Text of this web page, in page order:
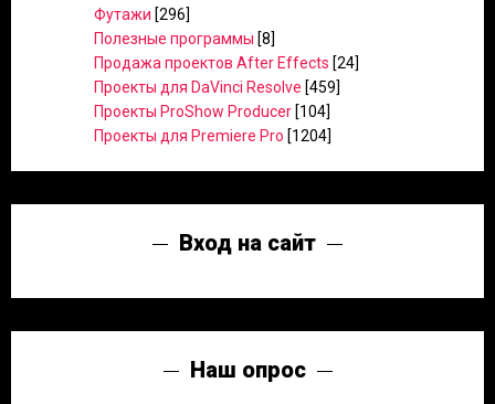
Футажи [296]
Полезные программы [8]
Продажа проектов After Effects [24]
Проекты для DaVinci Resolve [459]
Проекты ProShow Producer [104]
Проекты для Premiere Pro [1204]
Вход на сайт
Наш опрос